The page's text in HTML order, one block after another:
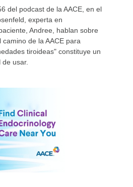
del podcast de la AACE, en el
experta en
Andree, hablan sobre
de la AACE para
tiroideas" constituye un
usar.